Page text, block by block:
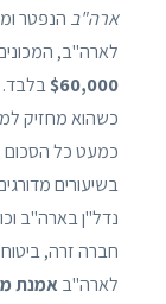
ארה"ב הנפטר
לארה"ב,
$60,000בלבד.
נדל"ן בארה"ב
חברה זרה, ביטוח
לארה"ב אמנת